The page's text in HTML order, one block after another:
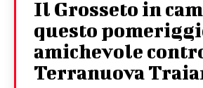
Il Grosseto in
questo
amichevole
Terranuova